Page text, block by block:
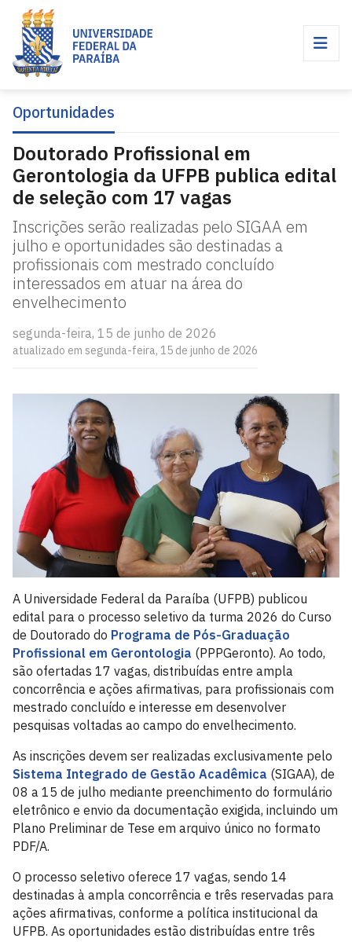
Oportunidades
Doutorado Profissional em
Gerontologia da UFPB publica edital
de seleção com 17 vagas
Inscrições serão realizadas pelo SIGAA em
julho e oportunidades são destinadas a
profissionais com mestrado concluído
interessados em atuar na área do
envelhecimento
segunda-feira, 15 de junho de 2026
atualizado em segunda-feira, 15 de junho de 2026
A Universidade Federal da Paraíba (UFPB) publicou
edital para o processo seletivo da turma 2026 do Curso
de Doutorado do Programa de Pós-Graduação
Profissional em Gerontologia (PPPGeronto). Ao todo,
são ofertadas 17 vagas, distribuídas entre ampla
concorrência e ações afirmativas, para profissionais com
mestrado concluído e interesse em desenvolver
pesquisas voltadas ao campo do envelhecimento.
As inscrições devem ser realizadas exclusivamente pelo
Sistema Integrado de Gestão Acadêmica (SIGAA), de
08 a 15 de julho mediante preenchimento do formulário
eletrônico e envio da documentação exigida, incluindo um
Plano Preliminar de Tese em arquivo único no formato
PDF/A.
O processo seletivo oferece 17 vagas, sendo 14
destinadas à ampla concorrência e três reservadas para
ações afirmativas, conforme a política institucional da
UFPB. As oportunidades estão distribuídas entre três